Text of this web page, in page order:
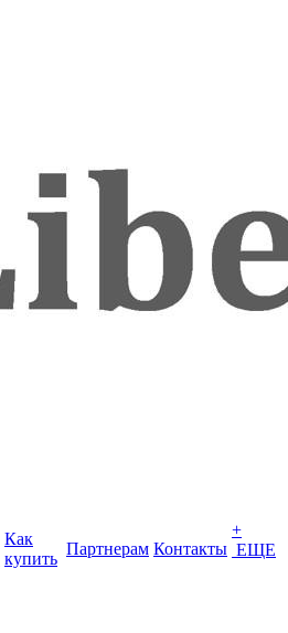
Как
купить
Партнерам Контакты
+
ЕЩЕ